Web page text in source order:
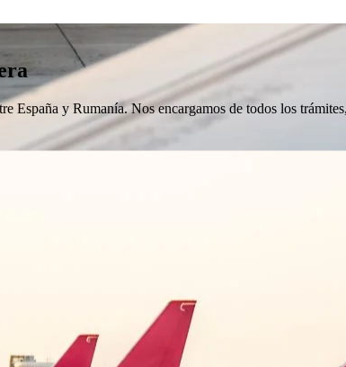
España y Rumanía. Nos encargamos de todos los